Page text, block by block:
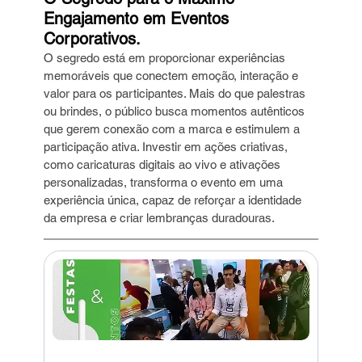
Engajamento em Eventos
Corporativos.
O segredo está em proporcionar experiências
memoráveis que conectem emoção, interação e
valor para os participantes. Mais do que palestras
ou brindes, o público busca momentos autênticos
que gerem conexão com a marca e estimulem a
participação ativa. Investir em ações criativas,
como caricaturas digitais ao vivo e ativações
personalizadas, transforma o evento em uma
experiência única, capaz de reforçar a identidade
da empresa e criar lembranças duradouras.